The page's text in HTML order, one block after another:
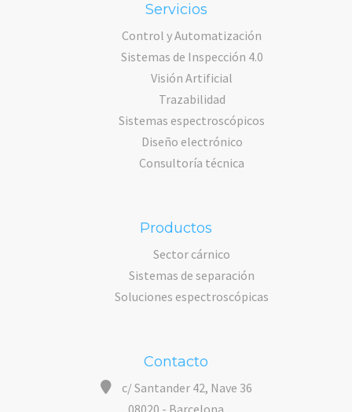
Servicios
Control y Automatización
Sistemas de Inspección 4.0
Visión Artificial
Trazabilidad
Sistemas espectroscópicos
Diseño electrónico
Consultoría técnica
Productos
Sector cárnico
Sistemas de separación
Soluciones espectroscópicas
Contacto
c/ Santander 42, Nave 36